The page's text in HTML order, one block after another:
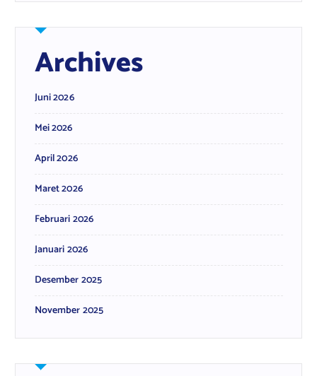
Archives
Juni 2026
Mei 2026
April 2026
Maret 2026
Februari 2026
Januari 2026
Desember 2025
November 2025